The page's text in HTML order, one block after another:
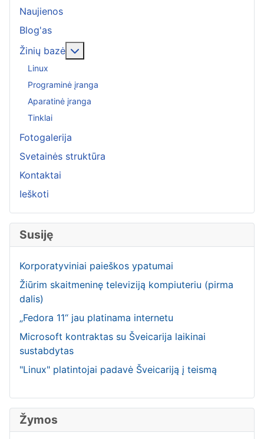
Naujienos
Blog'as
Žinių bazė
Linux
Programinė įranga
Aparatinė įranga
Tinklai
Fotogalerija
Svetainės struktūra
Kontaktai
Ieškoti
Susiję
Korporatyviniai paieškos ypatumai
Žiūrim skaitmeninę televiziją kompiuteriu (pirma
dalis)
„Fedora 11“ jau platinama internetu
Microsoft kontraktas su Šveicarija laikinai
sustabdytas
"Linux" platintojai padavė Šveicariją į teismą
Žymos